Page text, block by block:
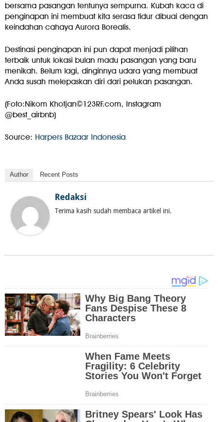
bersama pasangan tentunya sempurna. Kubah kaca di
penginapan ini membuat kita serasa tidur dibuai dengan
keindahan cahaya Aurora Borealis.
Destinasi penginapan ini pun dapat menjadi pilihan
terbaik untuk lokasi bulan madu pasangan yang baru
menikah. Belum lagi, dinginnya udara yang membuat
Anda susah melepaskan diri dari pelukan pasangan.
(Foto:Nikom Khotjan©123RF.com, Instagram
@best_airbnb)
Source: Harpers Bazaar Indonesia
Author Recent Posts
Redaksi
Terima kasih sudah membaca artikel ini.